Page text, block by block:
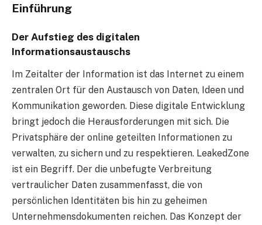
Einführung
Der Aufstieg des digitalen
Informationsaustauschs
Im Zeitalter der Information ist das Internet zu einem
zentralen Ort für den Austausch von Daten, Ideen und
Kommunikation geworden. Diese digitale Entwicklung
bringt jedoch die Herausforderungen mit sich. Die
Privatsphäre der online geteilten Informationen zu
verwalten, zu sichern und zu respektieren. LeakedZone
ist ein Begriff. Der die unbefugte Verbreitung
vertraulicher Daten zusammenfasst, die von
persönlichen Identitäten bis hin zu geheimen
Unternehmensdokumenten reichen. Das Konzept der